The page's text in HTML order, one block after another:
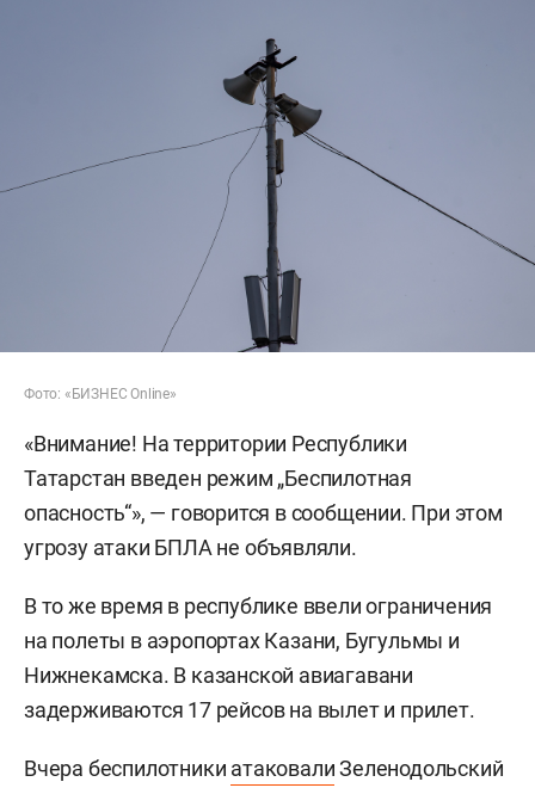
Фото: «БИЗНЕС Online»
«Внимание! На территории Республики
Татарстан введен режим „Беспилотная
опасность“», — говорится в сообщении. При этом
угрозу атаки БПЛА не объявляли.
В то же время в республике ввели ограничения
на полеты в аэропортах Казани, Бугульмы и
Нижнекамска. В казанской авиагавани
задерживаются 17 рейсов на вылет и прилет.
Вчера беспилотники атаковалиЗеленодольский